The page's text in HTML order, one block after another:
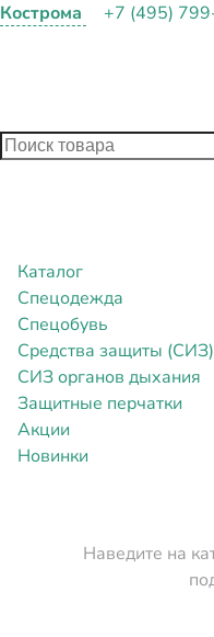
Кострома +7 (495)
Каталог
Спецодежда
Спецобувь
Средства защиты (СИЗ)
СИЗ органов дыхания
Защитные перчатки
Акции
Новинки
Наведите на